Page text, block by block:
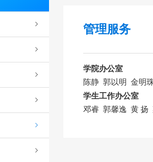
管理服务
学院办公室
陈静 郭以明 金明
学生工作办公室
邓睿 郭馨逸 黄 扬